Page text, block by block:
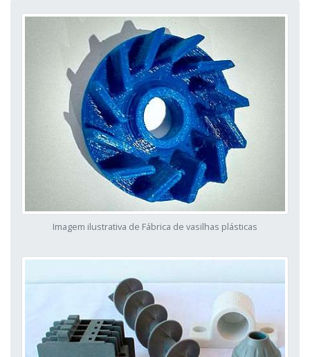
Imagem ilustrativa de Fábrica de vasilhas plásticas